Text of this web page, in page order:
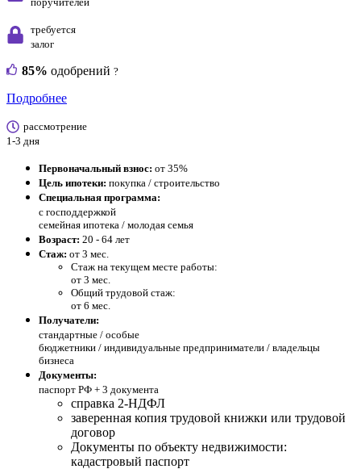
требуется
залог
85% одобрений ?
Подробнее
рассмотрение
1-3 дня
Первоначальный взнос: от 35%
Цель ипотеки: покупка / строительство
Специальная программа:
с господдержкой
семейная ипотека / молодая семья
Возраст: 20 - 64 лет
Стаж: от 3 мес.
Стаж на текущем месте работы:
от 3 мес.
Общий трудовой стаж:
от 6 мес.
Получатели:
стандартные / особые
бюджетники / индивидуальные предприниматели / владельцы
бизнеса
Документы:
паспорт РФ + 3 документа
справка 2-НДФЛ
заверенная копия трудовой книжки или трудовой
договор
Документы по объекту недвижимости:
кадастровый паспорт